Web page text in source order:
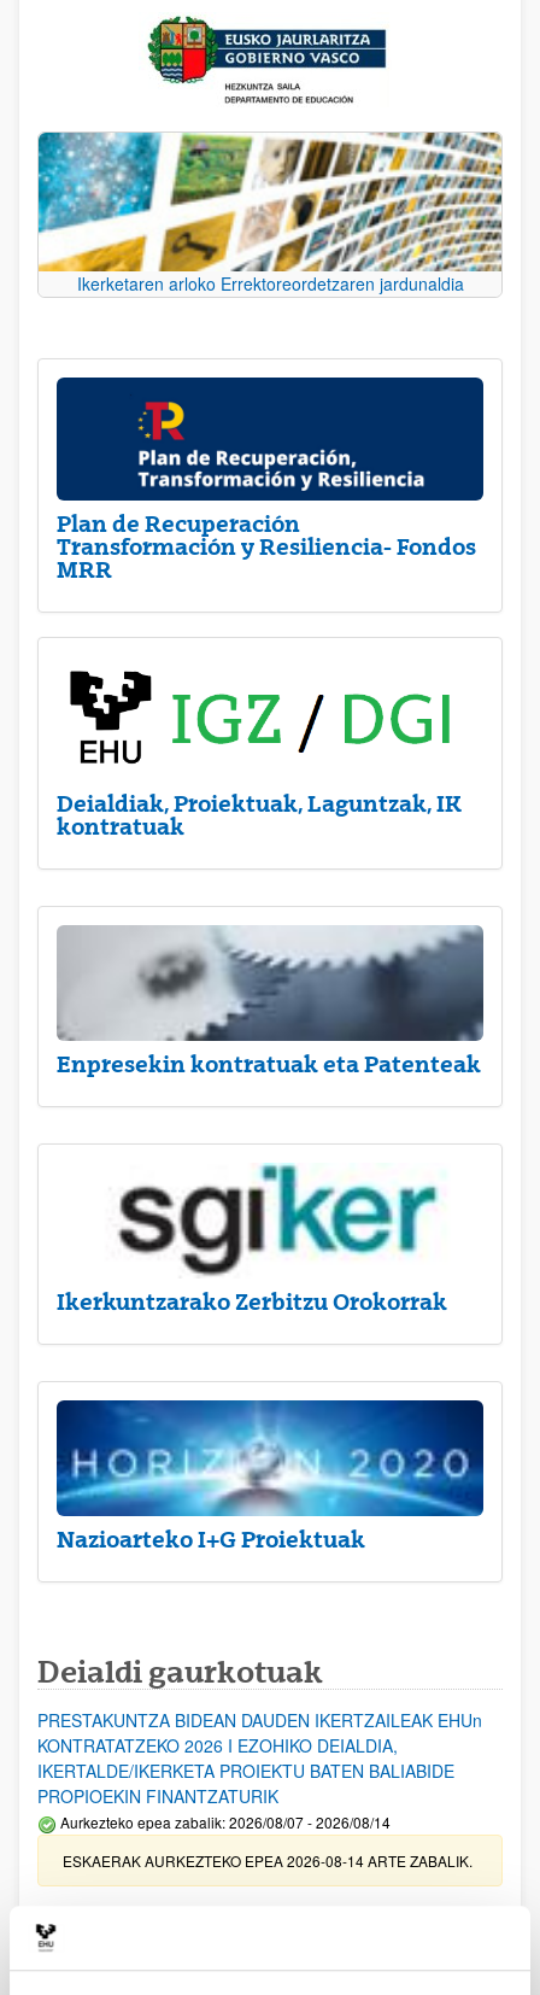
Ikerketaren arloko Errektoreordetzaren jardunaldia
Plan de Recuperación
Transformación y Resiliencia- Fondos
MRR
Deialdiak, Proiektuak, Laguntzak, IK
kontratuak
Enpresekin kontratuak eta Patenteak
Ikerkuntzarako Zerbitzu Orokorrak
Nazioarteko I+G Proiektuak
Deialdi gaurkotuak
PRESTAKUNTZA BIDEAN DAUDEN IKERTZAILEAK EHUn
KONTRATATZEKO 2026 I EZOHIKO DEIALDIA,
IKERTALDE/IKERKETA PROIEKTU BATEN BALIABIDE
PROPIOEKIN FINANTZATURIK
Aurkezteko epea zabalik: 2026/08/07 - 2026/08/14
ESKAERAK AURKEZTEKO EPEA 2026-08-14 ARTE ZABALIK.
erosi eta berritzeko laguntzak 2026
Izapide irekia